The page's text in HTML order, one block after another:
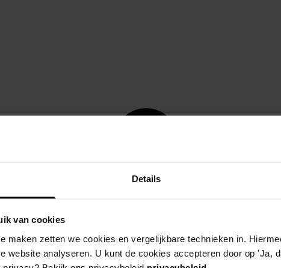
Details
van cookies
maken zetten we cookies en vergelijkbare technieken in.
website analyseren. U kunt de cookies accepteren door op 'Ja,